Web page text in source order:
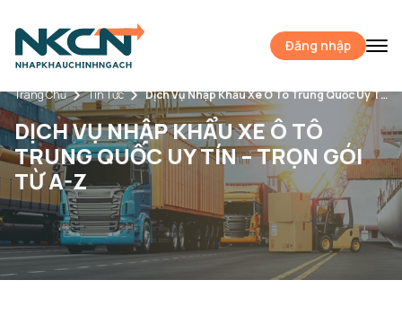
Đăng nhập
Trang Chủ Tin Tức Dịch Vụ Nhập Khẩu Xe Ô Tô Trung Quốc Uy Tín – Trọn Gói Từ A-Z
DỊCH VỤ NHẬP KHẨU XE Ô TÔ
TRUNG QUỐC UY TÍN – TRỌN GÓI
TỪ A-Z